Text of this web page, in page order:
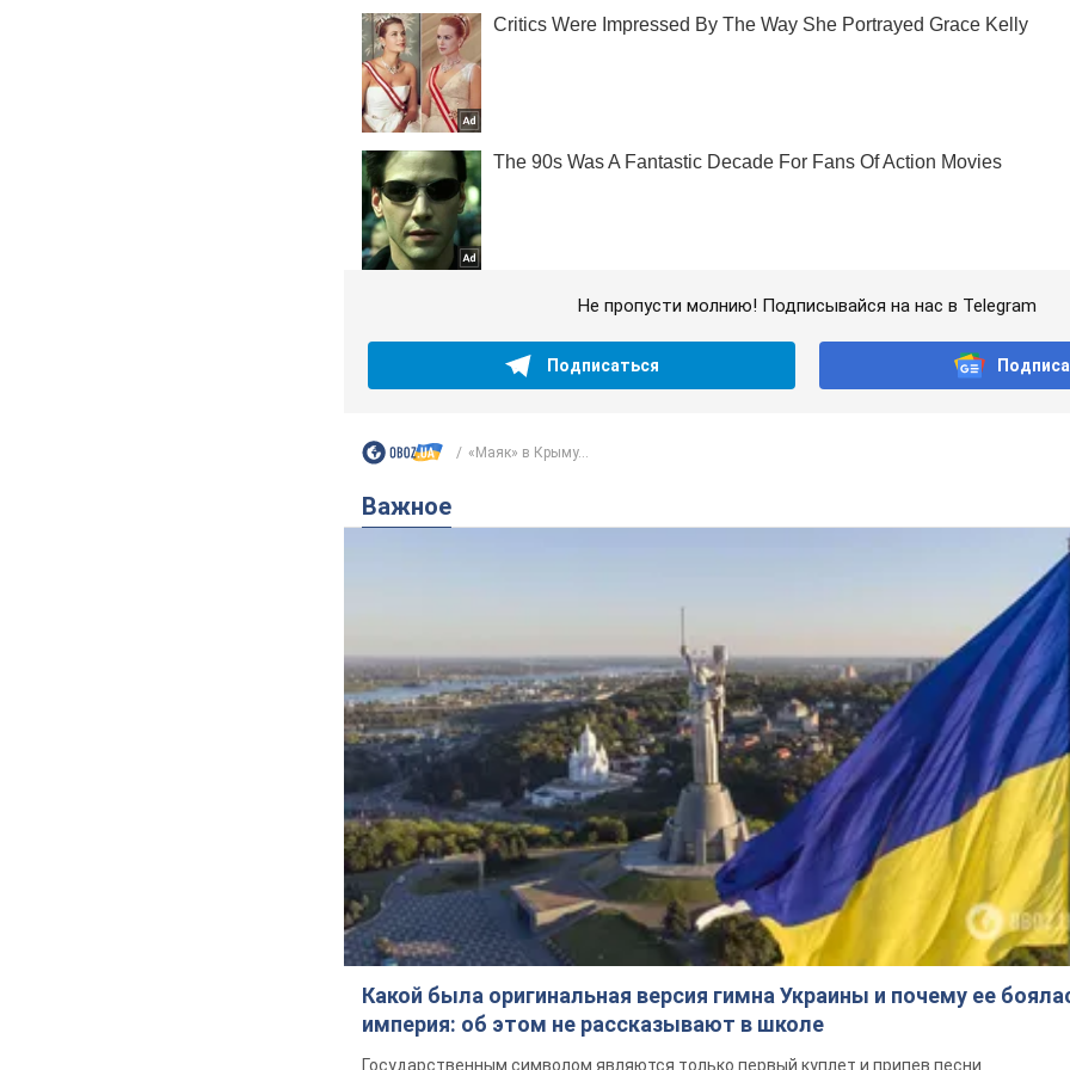
Не пропусти молнию! Подписывайся на нас в Telegram
Подписаться
«Маяк» в Крыму...
Важное
Какой была оригинальная версия гимна Украины и почему ее
империя: об этом не рассказывают в школе
Государственным символом являются только первый куплет и припев песни